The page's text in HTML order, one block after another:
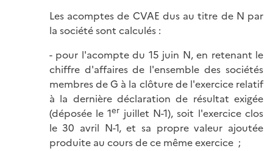
Les acomptes de CVAE dus au titre de N par
la société sont calculés :
- pour l'acompte du 15 juin N, en retenant le
chiffre d'affaires de l'ensemble des sociétés
membres de G à la clôture de l'exercice relatif
à la dernière déclaration de résultat exigée
(déposée le 1er juillet N-1), soit l'exercice clos
le 30 avril N-1, et sa propre valeur ajoutée
produite au cours de ce même exercice ;